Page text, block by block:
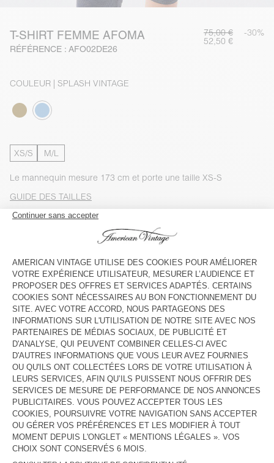
T-SHIRT FEMME AFOMA
RÉFÉRENCE : AFO02DE26
75,00 € -30%
52,50 €
COULEUR | SPLASH VINTAGE
XS/S M/L
Le mannequin mesure 173 cm et porte une taille XS-S
GUIDE DES TAILLES
Livraison estiméeentre le mercredi 12 août et le vendredi 14
août
VOIR LA DISPONIBILITE EN MAGASIN
VOIR LE LOOK
DESCRIPTION
TAILLE ET COUPE
COMPOSITION